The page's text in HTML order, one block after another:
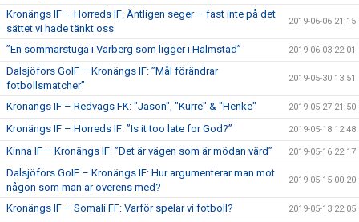
Kronängs IF – Horreds IF: Äntligen seger – fast inte på det
sättet vi hade tänkt oss
2019-06-06 21:15
”En sommarstuga i Varberg som ligger i Halmstad” 2019-06-03 22:01
Dalsjöfors GoIF – Kronängs IF: ”Mål förändrar
fotbollsmatcher”
2019-05-30 13:51
Kronängs IF – Redvägs FK: "Jason", "Kurre" & "Henke" 2019-05-27 21:50
Kronängs IF – Horreds IF: ”Is it too late for God?” 2019-05-18 12:48
Kinna IF – Kronängs IF: ”Det är vägen som är mödan värd” 2019-05-16 22:17
Dalsjöfors GoIF – Kronängs IF: Hur argumenterar man mot
någon som man är överens med?
2019-05-15 00:20
Kronängs IF – Somali FF: Varför spelar vi fotboll? 2019-05-13 22:05